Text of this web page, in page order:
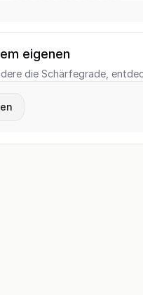
eigenen
die Schärfegrade,